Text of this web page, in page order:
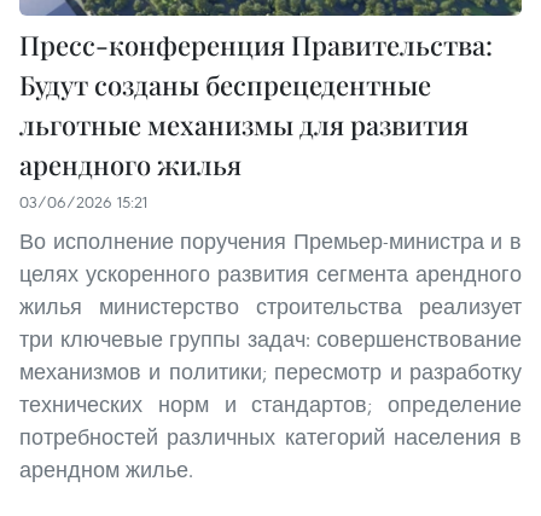
Пресс-конференция Правительства:
Будут созданы беспрецедентные
льготные механизмы для развития
арендного жилья
03/06/2026 15:21
Во исполнение поручения Премьер-министра и в
целях ускоренного развития сегмента арендного
жилья министерство строительства реализует
три ключевые группы задач: совершенствование
механизмов и политики; пересмотр и разработку
технических норм и стандартов; определение
потребностей различных категорий населения в
арендном жилье.